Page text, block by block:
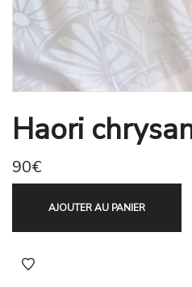
Haori
90€
AJOUTER AU PANIER